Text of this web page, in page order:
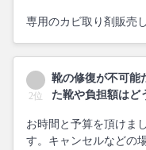
専用のカビ取り剤販売
2位
靴の修復が不可能
た靴や負担額はど
お時間と予算を頂けま
す。キャンセルなどの